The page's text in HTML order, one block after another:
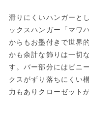
滑りにくいハンガーと
ックスハンガー「マワ
からもお墨付きで世界
かも余計な飾りは一切
す。バー部分にはビニ
クスがずり落ちにくい
力もありクローゼット